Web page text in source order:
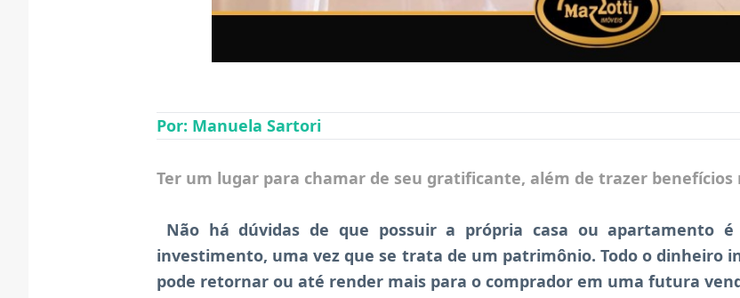
Por: Manuela Sartori
Ter um lugar para chamar de seu gratificante, além de trazer
Não há dúvidas de que possuir a própria casa ou apartamento é
investimento, uma vez que se trata de um patrimônio. Todo o dinheiro
pode retornar ou até render mais para o comprador em uma futura